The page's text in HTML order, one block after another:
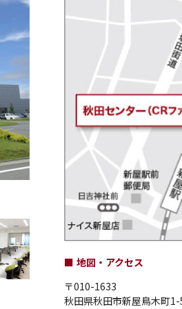
地図・アクセス
〒010-1633
秋田県秋田市新屋鳥木町